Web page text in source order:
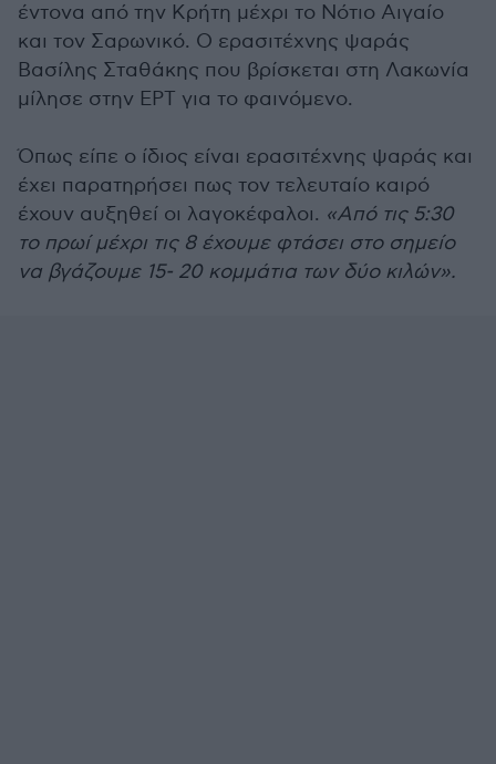
έντονα από την Κρήτη μέχρι το Νότιο Αιγαίο
και τον Σαρωνικό. Ο ερασιτέχνης ψαράς
Βασίλης Σταθάκης που βρίσκεται στη Λακωνία
μίλησε στην ΕΡΤ για το φαινόμενο.
Όπως είπε ο ίδιος είναι ερασιτέχνης ψαράς και
έχει παρατηρήσει πως τον τελευταίο καιρό
έχουν αυξηθεί οι λαγοκέφαλοι. «Από τις 5:30
το πρωί μέχρι τις 8 έχουμε φτάσει στο σημείο
να βγάζουμε 15- 20 κομμάτια των δύο κιλών».